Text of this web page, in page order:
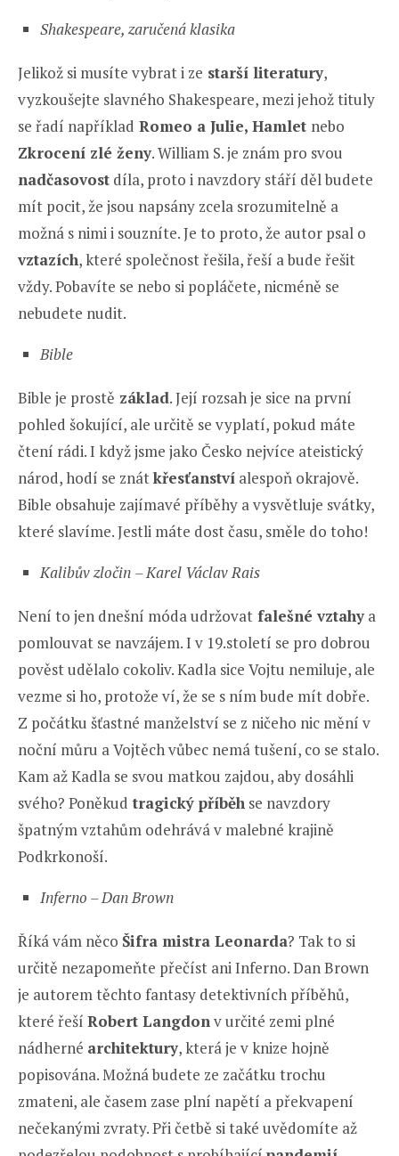
Shakespeare, zaručená klasika
Jelikož si musíte vybrat i ze starší literatury,
vyzkoušejte slavného Shakespeare, mezi jehož tituly
se řadí například Romeo a Julie, Hamlet nebo
Zkrocení zlé ženy. William S. je znám pro svou
nadčasovost díla, proto i navzdory stáří děl budete
mít pocit, že jsou napsány zcela srozumitelně a
možná s nimi i souzníte. Je to proto, že autor psal o
vztazích, které společnost řešila, řeší a bude řešit
vždy. Pobavíte se nebo si popláčete, nicméně se
nebudete nudit.
Bible
Bible je prostě základ. Její rozsah je sice na první
pohled šokující, ale určitě se vyplatí, pokud máte
čtení rádi. I když jsme jako Česko nejvíce ateistický
národ, hodí se znátkřesťanství alespoň okrajově.
Bible obsahuje zajímavé příběhy a vysvětluje svátky,
které slavíme. Jestli máte dost času, směle do toho!
Kalibův zločin – Karel Václav Rais
Není to jen dnešní móda udržovat falešné vztahya
pomlouvat se navzájem. I v 19.století se pro dobrou
pověst udělalo cokoliv. Kadla sice Vojtu nemiluje, ale
vezme si ho, protože ví, že se s ním bude mít dobře.
Z počátku šťastné manželství se z ničeho nic mění v
noční můru a Vojtěch vůbec nemá tušení, co se stalo.
Kam až Kadla se svou matkou zajdou, aby dosáhli
svého? Poněkud tragický příběh se navzdory
špatným vztahům odehrává v malebné krajině
Podkrkonoší.
Inferno – Dan Brown
Říká vám něco Šifra mistra Leonarda? Tak to si
určitě nezapomeňte přečíst ani Inferno. Dan Brown
je autorem těchto fantasy detektivních příběhů,
které řeší Robert Langdonv určité zemi plné
nádherné architektury, která je v knize hojně
popisována. Možná budete ze začátku trochu
zmateni, ale časem zase plní napětí a překvapení
nečekanými zvraty. Při četbě si také uvědomíte až